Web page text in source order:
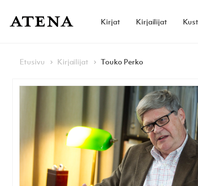
Atena Kustannus
Kirjat Kirjailijat
Navigoi
Browse:
Etusivu Kirjailijat Touko Perko